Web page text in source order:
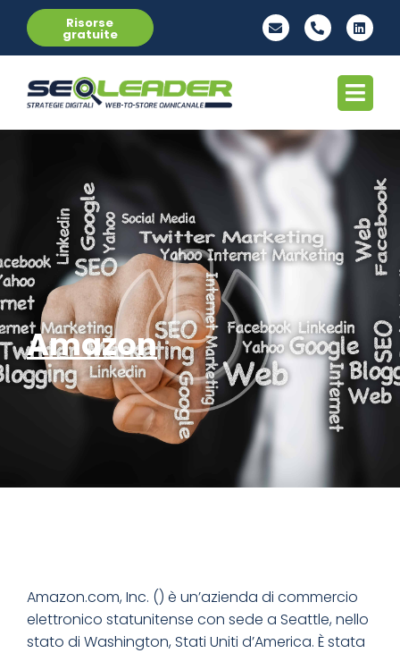
Risorse
gratuite
Amazon
Amazon.com, Inc. () è un’azienda di commercio
elettronico statunitense con sede a Seattle, nello
stato di Washington, Stati Uniti d’America. È stata